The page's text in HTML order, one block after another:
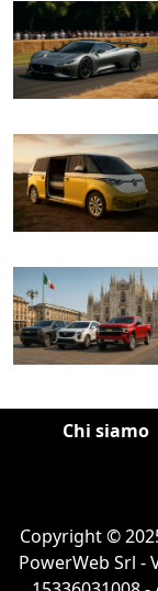
Chi siamo
Copyright ©
PowerWeb Srl -